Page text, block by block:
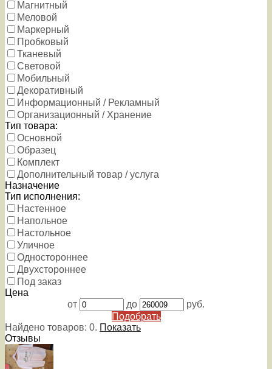
Магнитный
Меловой
Маркерный
Пробковый
Тканевый
Световой
Мобильный
Декоративный
Информационный / Рекламный
Организационный / Хранение
Тип товара:
Основной
Образец
Комплект
Дополнительный товар / услуга
Назначение
Тип исполнения:
Настенное
Напольное
Настольное
Уличное
Одностороннее
Двухстороннее
Под заказ
Цена
от
до
руб.
Подобрать
Найдено товаров: 0. Показать
Отзывы